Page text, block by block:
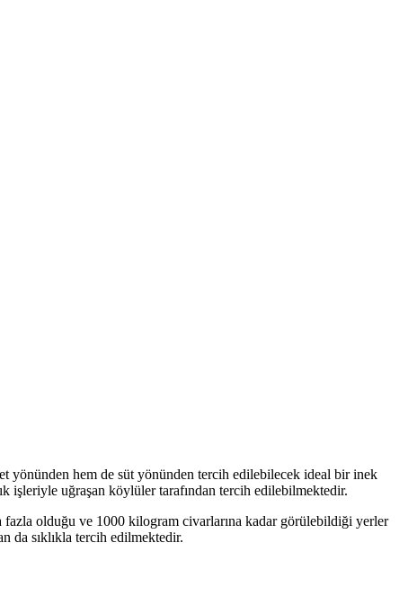
yönünden hem de süt yönünden tercih edilebilecek ideal bir inek
işleriyle uğraşan köylüler tarafından tercih edilebilmektedir.
olduğu ve 1000 kilogram civarlarına kadar görülebildiği yerler
da sıklıkla tercih edilmektedir.